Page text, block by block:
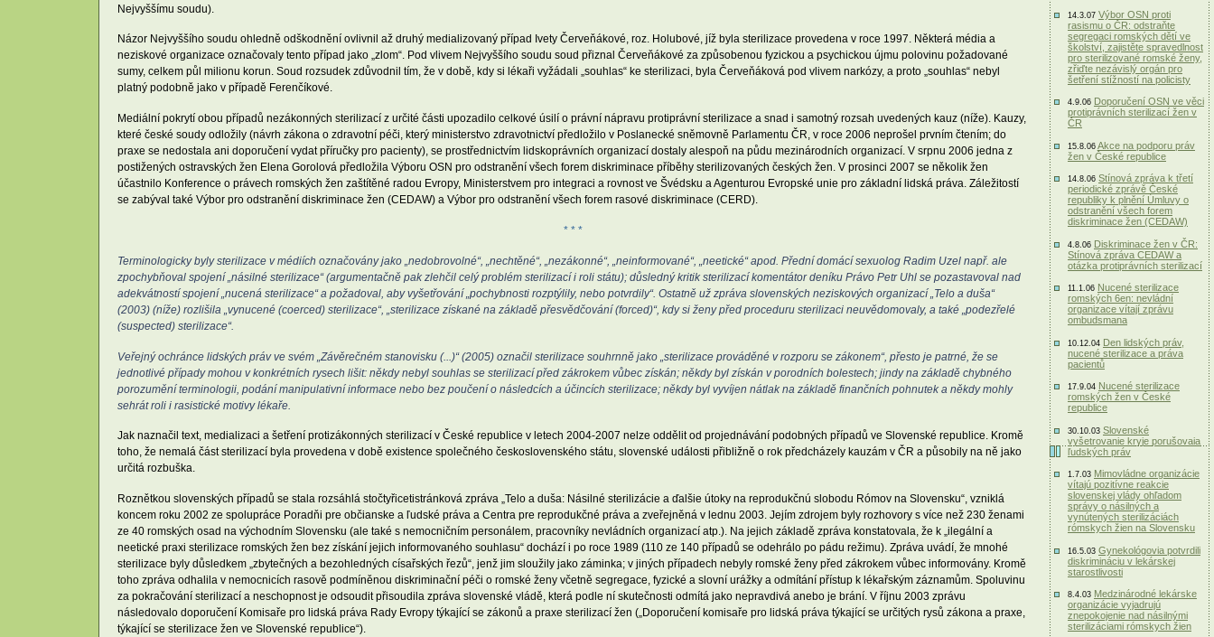
Nejvyššímu soudu).
Názor Nejvyššího soudu ohledně odškodnění ovlivnil až druhý medializovaný případ Ivety Červeňákové, roz. Holubové, jíž byla sterilizace provedena v roce 1997. Některá média a
neziskové organizace označovaly tento případ jako „zlom“. Pod vlivem Nejvyššího soudu soud přiznal Červeňákové za způsobenou fyzickou a psychickou újmu polovinu požadované
sumy, celkem půl milionu korun. Soud rozsudek zdůvodnil tím, že v době, kdy si lékaři vyžádali „souhlas“ ke sterilizaci, byla Červeňáková pod vlivem narkózy, a proto „souhlas“ nebyl
platný podobně jako v případě Ferenčíkové.
Mediální pokrytí obou případů nezákonných sterilizací z určité části upozadilo celkové úsilí o právní nápravu protiprávní sterilizace a snad i samotný rozsah uvedených kauz (níže). Kauzy,
které české soudy odložily (návrh zákona o zdravotní péči, který ministerstvo zdravotnictví předložilo v Poslanecké sněmovně Parlamentu ČR, v roce 2006 neprošel prvním čtením; do
praxe se nedostala ani doporučení vydat příručky pro pacienty), se prostřednictvím lidskoprávních organizací dostaly alespoň na půdu mezinárodních organizací. V srpnu 2006 jedna z
postižených ostravských žen Elena Gorolová předložila Výboru OSN pro odstranění všech forem diskriminace příběhy sterilizovaných českých žen. V prosinci 2007 se několik žen
účastnilo Konference o právech romských žen zaštítěné radou Evropy, Ministerstvem pro integraci a rovnost ve Švédsku a Agenturou Evropské unie pro základní lidská práva. Záležitostí
se zabýval také Výbor pro odstranění diskriminace žen (CEDAW) a Výbor pro odstranění všech forem rasové diskriminace (CERD).
* * *
Terminologicky byly sterilizace v médiích označovány jako „nedobrovolné“, „nechtěné“, „nezákonné“, „neinformované“, „neetické“ apod. Přední domácí sexuolog Radim Uzel např. ale
zpochybňoval spojení „násilné sterilizace“ (argumentačně pak zlehčil celý problém sterilizací i roli státu); důsledný kritik sterilizací komentátor deníku Právo Petr Uhl se pozastavoval nad
adekvátností spojení „nucená sterilizace“ a požadoval, aby vyšetřování „pochybnosti rozptýlily, nebo potvrdily“. Ostatně už zpráva slovenských neziskových organizací „Telo a duša“
(2003) (níže) rozlišila „vynucené (coerced) sterilizace“, „sterilizace získané na základě přesvědčování (forced)“, kdy si ženy před proceduru sterilizaci neuvědomovaly, a také „podezřelé
(suspected) sterilizace“.
Veřejný ochránce lidských práv ve svém „Závěrečném stanovisku (...)“ (2005) označil sterilizace souhrnně jako „sterilizace prováděné v rozporu se zákonem“, přesto je patrné, že se
jednotlivé případy mohou v konkrétních rysech lišit: někdy nebyl souhlas se sterilizací před zákrokem vůbec získán; někdy byl získán v porodních bolestech; jindy na základě chybného
porozumění terminologii, podání manipulativní informace nebo bez poučení o následcích a účincích sterilizace; někdy byl vyvíjen nátlak na základě finančních pohnutek a někdy mohly
sehrát roli i rasistické motivy lékaře.
Jak naznačil text, medializaci a šetření protizákonných sterilizací v České republice v letech 2004-2007 nelze oddělit od projednávání podobných případů ve Slovenské republice. Kromě
toho, že nemalá část sterilizací byla provedena v době existence společného československého státu, slovenské události přibližně o rok předcházely kauzám v ČR a působily na ně jako
určitá rozbuška.
Roznětkou slovenských případů se stala rozsáhlá stočtyřicetistránková zpráva „Telo a duša: Násilné sterilizácie a ďalšie útoky na reprodukčnú slobodu Rómov na Slovensku“, vzniklá
koncem roku 2002 ze spolupráce Poradňi pre občianske a ľudské práva a Centra pre reprodukčné práva a zveřejněná v lednu 2003. Jejím zdrojem byly rozhovory s více než 230 ženami
ze 40 romských osad na východním Slovensku (ale také s nemocničním personálem, pracovníky nevládních organizací atp.). Na jejich základě zpráva konstatovala, že k „ilegální a
neetické praxi sterilizace romských žen bez získání jejich informovaného souhlasu“ dochází i po roce 1989 (110 ze 140 případů se odehrálo po pádu režimu). Zpráva uvádí, že mnohé
sterilizace byly důsledkem „zbytečných a bezohledných císařských řezů“, jenž jim sloužily jako záminka; v jiných případech nebyly romské ženy před zákrokem vůbec informovány. Kromě
toho zpráva odhalila v nemocnicích rasově podmíněnou diskriminační péči o romské ženy včetně segregace, fyzické a slovní urážky a odmítání přístup k lékařským záznamům. Spoluvinu
za pokračování sterilizací a neschopnost je odsoudit přisoudila zpráva slovenské vládě, která podle ní skutečnosti odmítá jako nepravdivá anebo je brání. V říjnu 2003 zprávu
následovalo doporučení Komisaře pro lidská práva Rady Evropy týkající se zákonů a praxe sterilizací žen („Doporučení komisaře pro lidská práva týkající se určitých rysů zákona a praxe,
týkající se sterilizace žen ve Slovenské republice“).
14.3.07 Výbor OSN proti
rasismu o ČR: odstraňte
segregaci romských dětí ve
školství, zajistěte spravedlnost
pro sterilizované romské ženy,
zřiďte nezávislý orgán pro
šetření stížností na policisty
4.9.06 Doporučení OSN ve věci
protiprávních sterilizací žen v
ČR
15.8.06 Akce na podporu práv
žen v České republice
14.8.06 Stínová zpráva k třetí
periodické zprávě České
republiky k plnění Úmluvy o
odstranění všech forem
diskriminace žen (CEDAW)
4.8.06 Diskriminace žen v ČR:
Stínová zpráva CEDAW a
otázka protiprávních sterilizací
11.1.06 Nucené sterilizace
romských 6en: nevládní
organizace vítají zprávu
ombudsmana
10.12.04 Den lidských práv,
nucené sterilizace a práva
pacientů
17.9.04 Nucené sterilizace
romských žen v České
republice
30.10.03 Slovenské
vyšetrovanie kryje porušovaia
ľudských práv
1.7.03 Mimovládne organizácie
vítajú pozitívne reakcie
slovenskej vlády ohľadom
správy o násilných a
vynútených sterilizáciách
rómskych žien na Slovensku
16.5.03 Gynekológovia potvrdili
diskrimináciu v lekárskej
starostlivosti
8.4.03 Medzinárodné lekárske
organizácie vyjadrujú
znepokojenie nad násilnými
sterilizáciami rómskych žien